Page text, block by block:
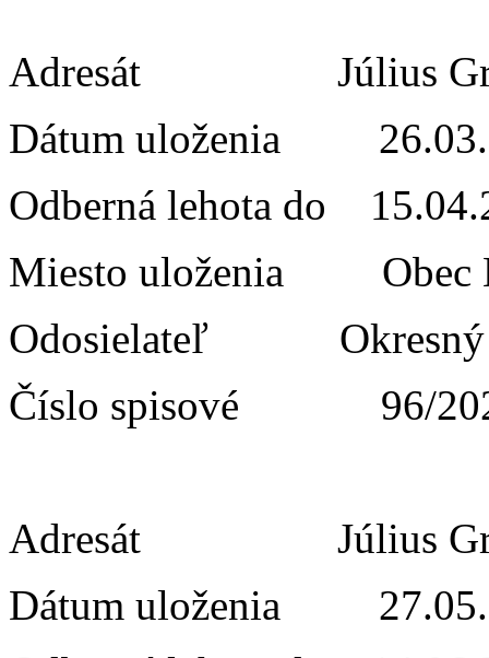
Adresát Július
Dátum uloženia
Odberná lehota do
Miesto uloženia
Odosielateľ
Číslo spisové 96/
Adresát Július
Dátum uloženia